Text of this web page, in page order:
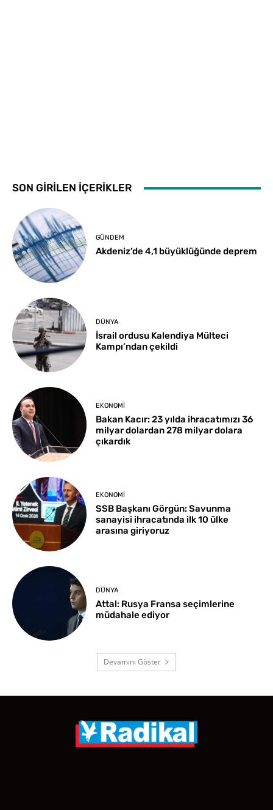
SON GİRİLEN İÇERİKLER
GÜNDEM
Akdeniz’de 4,1 büyüklüğünde deprem
DÜNYA
İsrail ordusu Kalendiya Mülteci
Kampı’ndan çekildi
EKONOMI
Bakan Kacır: 23 yılda ihracatımızı 36
milyar dolardan 278 milyar dolara
çıkardık
EKONOMI
SSB Başkanı Görgün: Savunma
sanayisi ihracatında ilk 10 ülke
arasına giriyoruz
DÜNYA
Attal: Rusya Fransa seçimlerine
müdahale ediyor
Devamını Göster